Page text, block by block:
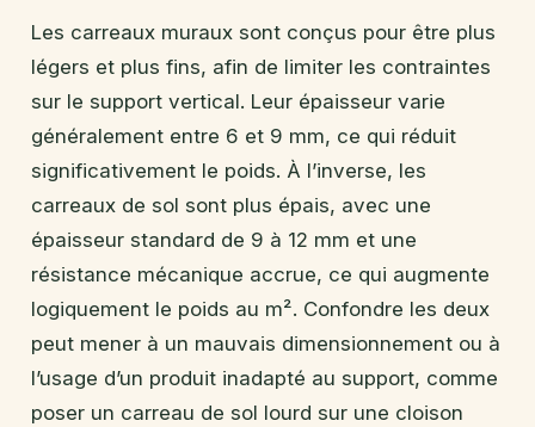
Les carreaux muraux sont conçus pour être plus
légers et plus fins, afin de limiter les contraintes
sur le support vertical. Leur épaisseur varie
généralement entre 6 et 9 mm, ce qui réduit
significativement le poids. À l’inverse, les
carreaux de sol sont plus épais, avec une
épaisseur standard de 9 à 12 mm et une
résistance mécanique accrue, ce qui augmente
logiquement le poids au m². Confondre les deux
peut mener à un mauvais dimensionnement ou à
l’usage d’un produit inadapté au support, comme
poser un carreau de sol lourd sur une cloison